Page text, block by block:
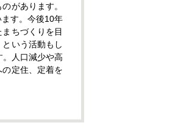
があります。
す。今後10年
ちづくりを目
いう活動もし
人口減少や高
定住、定着を